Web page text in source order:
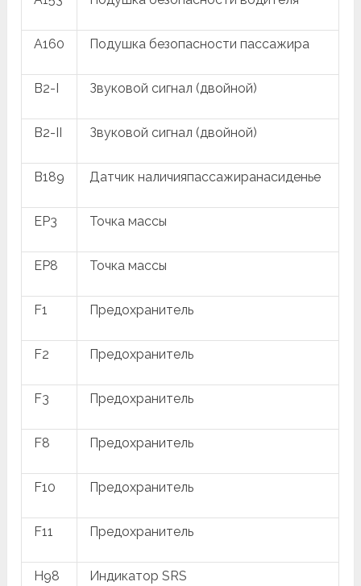
A160 Подушка безопасности пассажира
B2-I Звуковой сигнал (двойной)
B2-II Звуковой сигнал (двойной)
B189 Датчик наличияпассажиранасиденье
EP3 Точка массы
EP8 Точка массы
F1 Предохранитель
F2 Предохранитель
F3 Предохранитель
F8 Предохранитель
F10 Предохранитель
F11 Предохранитель
H98 Индикатор SRS